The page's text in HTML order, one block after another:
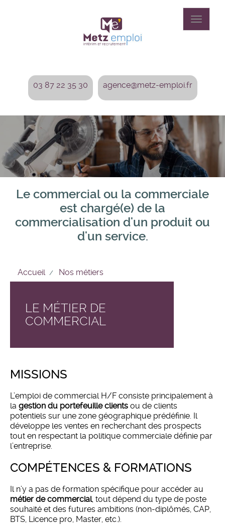
03 87 22 35 30 agence@metz-emploi.fr
Toggle
Le commercial ou la commerciale
est chargé(e) de la
commercialisation d'un produit ou
d'un service.
Accueil Nos métiers
LE MÉTIER DE
COMMERCIAL
MISSIONS
L’emploi de commercial H/F consiste principalement à
la gestion du portefeuille clients ou de clients
potentiels sur une zone géographique prédéfinie. Il
développe les ventes en recherchant des prospects
tout en respectant la politique commerciale définie par
l’entreprise.
COMPÉTENCES & FORMATIONS
Il n’y a pas de formation spécifique pour accéder au
métier de commercial, tout dépend du type de poste
souhaité et des futures ambitions (non-diplômés, CAP,
BTS, Licence pro, Master, etc.).